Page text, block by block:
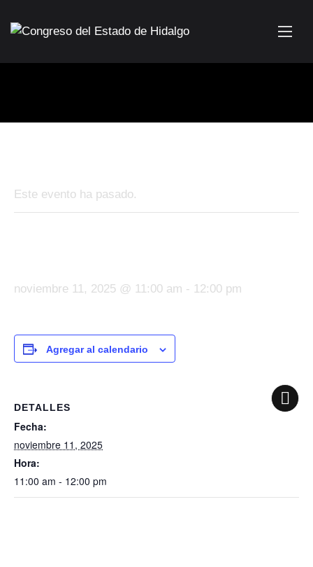
Este evento ha pasado.
noviembre 11, 2025 @ 11:00 am - 12:00 pm
Agregar al calendario
DETALLES
Fecha:
noviembre 11, 2025
Hora:
11:00 am - 12:00 pm